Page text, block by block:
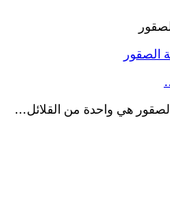
هي واحدة من القلائل…